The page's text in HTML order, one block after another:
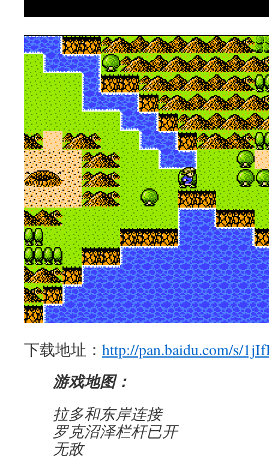
下载地址： http://pan.baidu.com/s/
游戏地图：
拉多和东岸连接
罗克沼泽栏杆已开
无敌